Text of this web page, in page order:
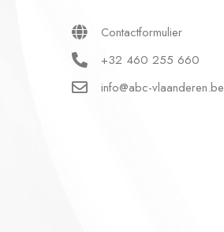
Contactformulier
+32 460 255 660
info@abc-vlaanderen.be